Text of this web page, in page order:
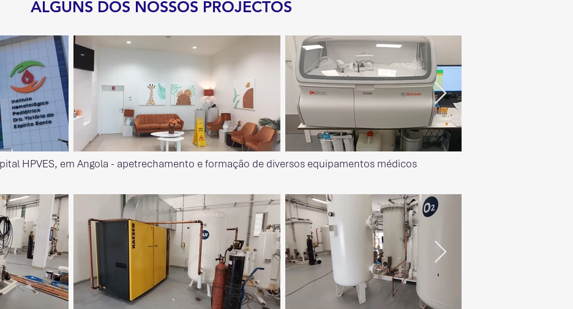
ALGUNS DOS NOSSOS PROJECTOS
HPVES, em Angola - apetrechamento e formação de diversos equipamentos médicos